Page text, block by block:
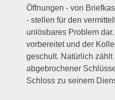
Öffnungen - von
- stellen für den
unlösbares Problem
vorbereitet und der
geschult. Natürlich
abgebrochener
Schloss zu seinem